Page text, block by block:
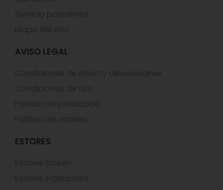
Servicio postventa
Mapa del sitio
AVISO LEGAL
Condiciones de envío y devoluciones
Condiciones de uso
Política de privacidad
Política de cookies
ESTORES
Estores Screen
Estores Traslúcidos